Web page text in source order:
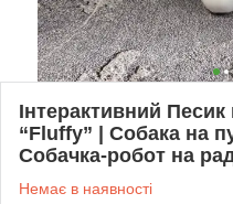
Інтерактивний Песик
“Fluffy” | Собака на
Собачка-робот на
Немає в наявності